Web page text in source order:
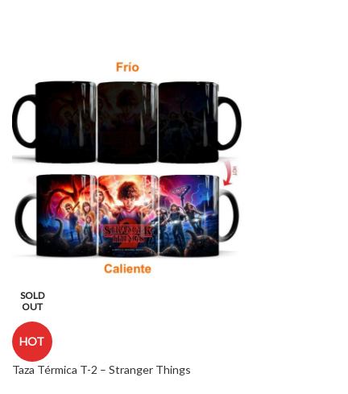
SOLD
OUT
HOT
Taza Térmica T-2 – Stranger Things